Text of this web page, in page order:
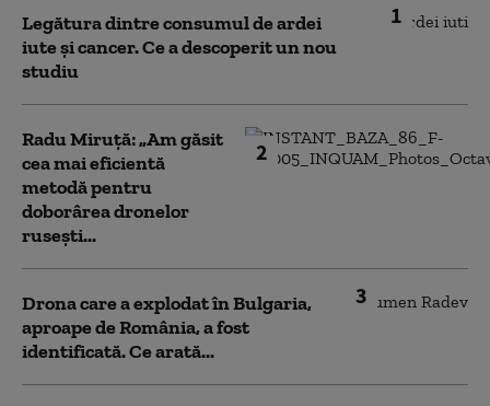
1
Legătura dintre consumul de ardei
iute și cancer. Ce a descoperit un nou
studiu
2
Radu Miruță: „Am găsit
cea mai eficientă
metodă pentru
doborârea dronelor
rusești...
3
Drona care a explodat în Bulgaria,
aproape de România, a fost
identificată. Ce arată...